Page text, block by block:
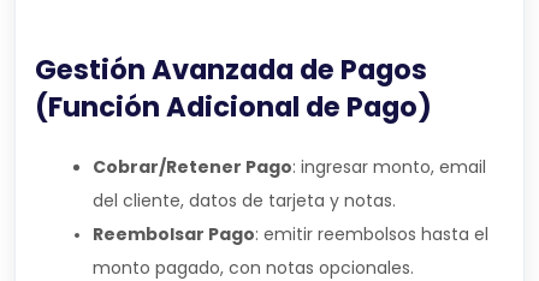
Gestión Avanzada de Pagos
(Función Adicional de Pago)
Cobrar/Retener Pago: ingresar monto, email
del cliente, datos de tarjeta y notas.
Reembolsar Pago: emitir reembolsos hasta el
monto pagado, con notas opcionales.